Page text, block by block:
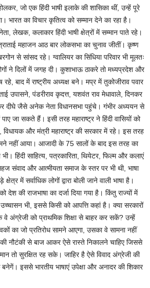
जो एक हिंदी भाषी इलाके की शासिका थीं, उन्हें पूरे
भारत का विचार कृतित्व को सम्मान देने का रहा है।
लेखक, कलाकार हिंदी भाषी क्षेत्रों में सम्मान पाते रहे।
महाजन आठ बार लोकसभा का चुनाव जीतीं। कृष्ण
से सांसद रहे। ग्वालियर का सिंधिया परिवार भी मूलतः
लोगों ने दिलों में जगह दी। कुशाभाऊ ठाकरे तो मध्यप्रदेश और
बाद में राष्ट्रीय अध्यक्ष बने। मप्र में तुकोजीराव पवार
उपासने, पंडरीराव कृदत्त, यशवंत राव मेधावाले, दिनकर
दीघे जैसे अनेक नेता विधानसभा पहुंचे। गंभीर अध्ययन से
जा सकते हैं। इसी तरह महाराष्ट्र ने हिंदी वासियों को
और मंत्री महाराष्ट्र की सरकार में रहे। इस तरह
नहीं आया। आजादी के 75 सालों के बाद इस तरह का
हिंदी साहित्य, पत्रकारिता, थियेटर, फिल्म और कलाएं
संवाद और आत्मीयता समाज के स्तर पर भी थी, भाषा
में सर्वाधिक लोगों द्वारा बोली जाने वाली भाषा है।
देश की राजभाषा का दर्जा दिया गया है। किंतु राज्यों में
भी, इससे किसी को आपत्ति कहां है। क्या सरकारों
अंग्रेजी को प्राथमिक शिक्षा से बाहर कर सकें? उन्हें
का जो प्रतिरोध सामने आएगा, उसका वे सामना नहीं
नौटंकी से बाज आकर ऐसे रास्ते निकालने चाहिए जिससे
तो सुरक्षित रह सके। जाहिर है ऐसे विवाद अंग्रेजी की
इससे भारतीय भाषाएं उपेक्षा और अनादर की शिकार